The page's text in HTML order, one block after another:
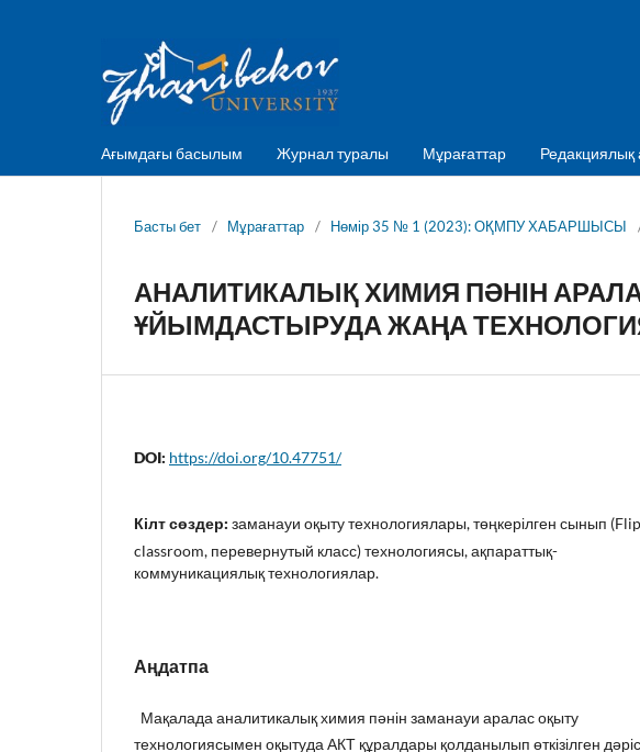
Ағымдағы басылым Журнал туралы Мұрағаттар Редакциялық
Басты бет / Мұрағаттар / Нөмір 35 № 1 (2023): ОҚМПУ ХАБАРШЫСЫ
АНАЛИТИКАЛЫҚ ХИМИЯ ПӘНІН
ҰЙЫМДАСТЫРУДА ЖАҢА
DOI: https://doi.org/10.47751/
Кілт сөздер: заманауи оқыту технологиялары, төңкерілген сынып
classroom, перевернутый класс) технологиясы, ақпараттық-
коммуникациялық технологиялар.
Аңдатпа
Мақалада аналитикалық химия пәнін заманауи аралас оқыту
технологиясымен оқытуда АКТ құралдары қолданылып өткізілген дәріс